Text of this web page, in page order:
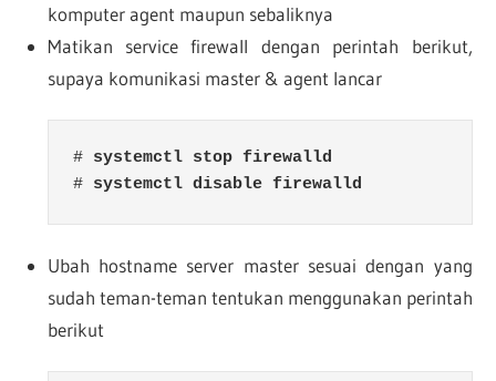
komputer agent maupun sebaliknya
Matikan service firewall dengan perintah berikut,
supaya komunikasi master & agent lancar
#
# systemctl disable firewalld
Ubah hostname server master sesuai dengan yang
sudah teman-teman tentukan menggunakan perintah
berikut